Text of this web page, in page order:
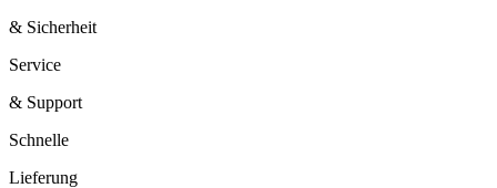
& Sicherheit
Service
& Support
Schnelle
Lieferung